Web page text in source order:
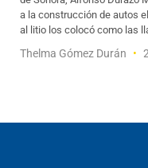
a la construcción de autos
al litio los colocó como las
Thelma Gómez Durán